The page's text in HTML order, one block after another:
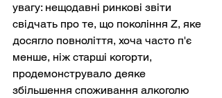
увагу: нещодавні ринкові звіти
свідчать про те, що покоління Z, яке
досягло повноліття, хоча часто п'є
менше, ніж старші когорти,
продемонструвало деяке
збільшення споживання алкоголю